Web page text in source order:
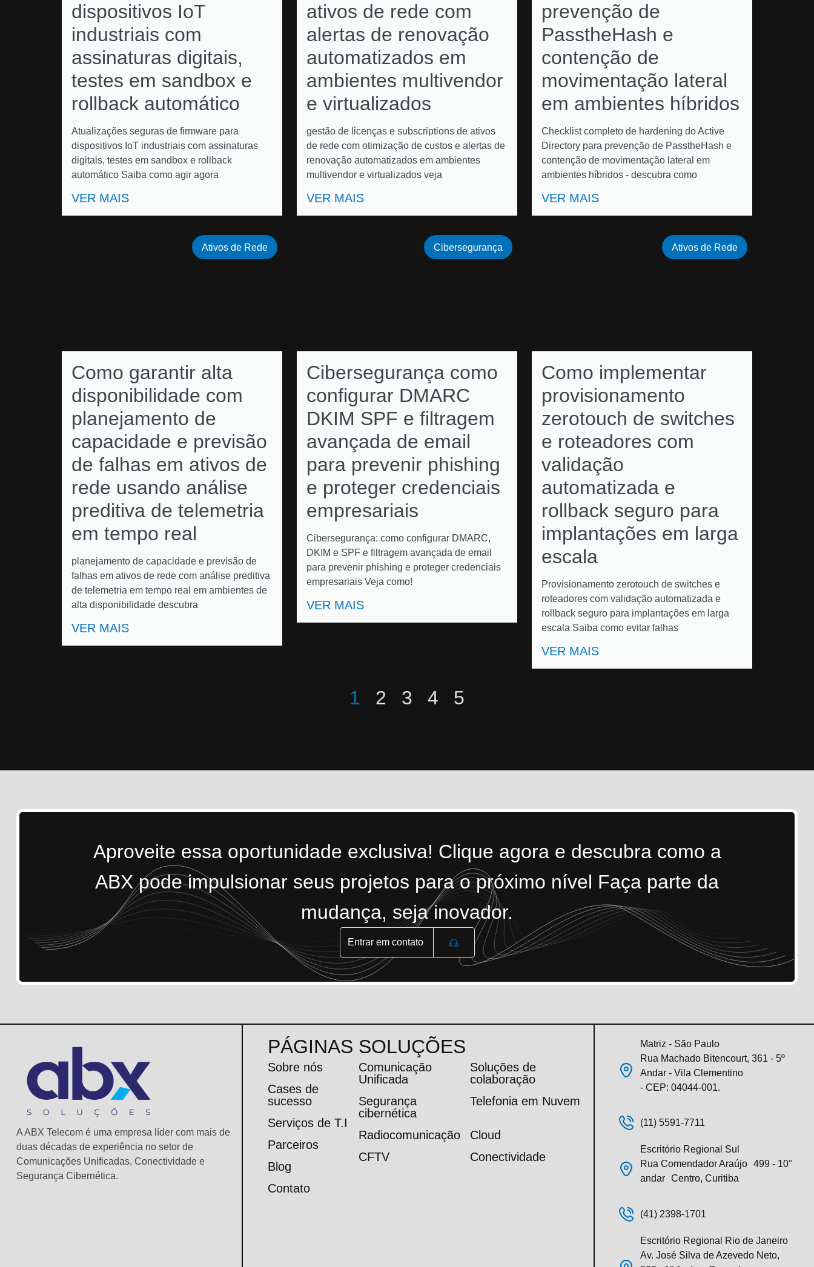
dispositivos IoT
industriais com
assinaturas digitais,
testes em sandbox e
rollback automático
Atualizações seguras de firmware para
dispositivos IoT industriais com assinaturas
digitais, testes em sandbox e rollback
automático Saiba como agir agora
VER MAIS
ativos de rede com
alertas de renovação
automatizados em
ambientes multivendor
e virtualizados
gestão de licenças e subscriptions de ativos
de rede com otimização de custos e alertas de
renovação automatizados em ambientes
multivendor e virtualizados veja
VER MAIS
prevenção de
PasstheHash e
contenção de
movimentação lateral
em ambientes híbridos
Checklist completo de hardening do Active
Directory para prevenção de PasstheHash e
contenção de movimentação lateral em
ambientes híbridos - descubra como
VER MAIS
Como garantir alta
disponibilidade com
planejamento de
capacidade e previsão
de falhas em ativos de
rede usando análise
preditiva de telemetria
em tempo real
planejamento de capacidade e previsão de
falhas em ativos de rede com análise preditiva
de telemetria em tempo real em ambientes de
alta disponibilidade descubra
VER MAIS
Ativos de Rede
Cibersegurança como
configurar DMARC
DKIM SPF e filtragem
avançada de email
para prevenir phishing
e proteger credenciais
empresariais
Cibersegurança: como configurar DMARC,
DKIM e SPF e filtragem avançada de email
para prevenir phishing e proteger credenciais
empresariais Veja como!
VER MAIS
Cibersegurança
Como implementar
provisionamento
zerotouch de switches
e roteadores com
validação
automatizada e
rollback seguro para
implantações em larga
escala
Provisionamento zerotouch de switches e
roteadores com validação automatizada e
rollback seguro para implantações em larga
escala Saiba como evitar falhas
VER MAIS
Ativos de Rede
1 2 3 4 5
Aproveite essa oportunidade exclusiva! Clique agora e descubra como a
ABX pode impulsionar seus projetos para o próximo nível Faça parte da
mudança, seja inovador.
Entrar em contato
A ABX Telecom é uma empresa líder com mais de
duas décadas de experiência no setor de
Comunicações Unificadas, Conectividade e
Segurança Cibernética.
PÁGINAS
Sobre nós
Cases de
sucesso
Serviços de T.I
Parceiros
Blog
Contato
SOLUÇÕES
Comunicação
Unificada
Soluções de
colaboração
Segurança
cibernética
Telefonia em Nuvem
Radiocomunicação
Cloud
CFTV
Conectividade
Matriz - São Paulo
Rua Machado Bitencourt, 361 - 5º
Andar - Vila Clementino
- CEP: 04044-001.
(11) 5591-7711
Escritório Regional Sul
Rua Comendador Araújo 499 - 10°
andar Centro, Curitiba
(41) 2398-1701
Escritório Regional Rio de Janeiro
Av. José Silva de Azevedo Neto,